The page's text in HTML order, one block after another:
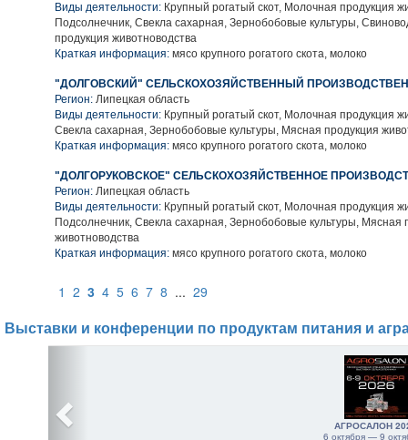
Виды деятельности: Крупный рогатый скот, Молочная продукция
Подсолнечник, Свекла сахарная, Зернобобовые культуры,
продукция животноводства
Краткая информация: мясо крупного рогатого скота, молоко
"ДОЛГОВСКИЙ" СЕЛЬСКОХОЗЯЙСТВЕННЫЙ
Регион: Липецкая область
Виды деятельности: Крупный рогатый скот, Молочная продукция
Свекла сахарная, Зернобобовые культуры, Мясная продукция
Краткая информация: мясо крупного рогатого скота, молоко
"ДОЛГОРУКОВСКОЕ" СЕЛЬСКОХОЗЯЙСТВЕННОЕ
Регион: Липецкая область
Виды деятельности: Крупный рогатый скот, Молочная продукция
Подсолнечник, Свекла сахарная, Зернобобовые культуры, Мясная
животноводства
Краткая информация: мясо крупного рогатого скота, молоко
1 2 3 4 5 6 7 8 ... 29
Выставки и конференции по продуктам питания и
АГРОСАЛОН
6 октября — 9